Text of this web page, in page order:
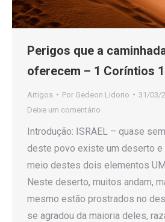
Perigos que a
oferecem – 1 Coríntios
Artigos Por Gedeon Lidorio
31/03/
Deixe um comentário
Introdução: ISRAEL – quase
deste povo existe um deserto e
meio destes dois elementos
Neste deserto, muitos andam,
mesmo estão prostrados no
se agradou da maioria deles,